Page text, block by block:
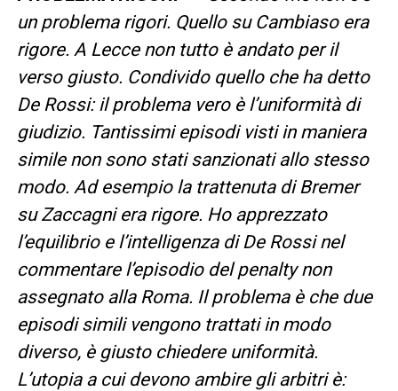
un problema rigori. Quello su Cambiaso era
rigore. A Lecce non tutto è andato per il
verso giusto. Condivido quello che ha detto
De Rossi: il problema vero è l’uniformità di
giudizio. Tantissimi episodi visti in maniera
simile non sono stati sanzionati allo stesso
modo. Ad esempio la trattenuta di Bremer
su Zaccagni era rigore. Ho apprezzato
l’equilibrio e l’intelligenza di De Rossi nel
commentare l’episodio del penalty non
assegnato alla Roma. Il problema è che due
episodi simili vengono trattati in modo
diverso, è giusto chiedere uniformità.
L’utopia a cui devono ambire gli arbitri è: